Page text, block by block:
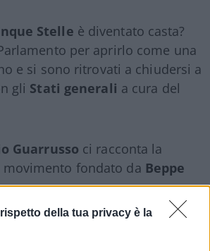
rispetto della tua privacy è la
Stelle è diventato casta?
per aprirlo come una
e si sono ritrovati a chiudersi a
gli Stati generali a cura del
Guarrusso ci racconta la
fondato da Beppe
giugno 2020